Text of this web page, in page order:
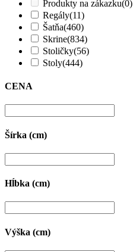
Produkty na zákazku(0)
Regály(11)
Šatňa(460)
Skrine(834)
Stoličky(56)
Stoly(444)
CENA
Šírka (cm)
Hĺbka (cm)
Výška (cm)